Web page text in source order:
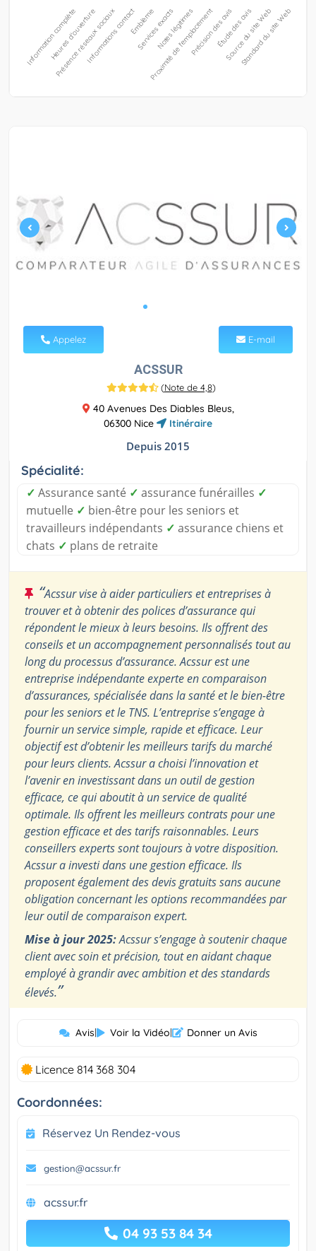
Appelez E-mail
ACSSUR
(Note de 4,8)
40 Avenues Des Diables Bleus,
06300 Nice
Itinéraire
Depuis 2015
Spécialité:
✓ Assurance santé ✓ assurance funérailles ✓
mutuelle ✓ bien-être pour les seniors et
travailleurs indépendants ✓ assurance chiens et
chats ✓ plans de retraite
“Acssur vise à aider particuliers et entreprises à
trouver et à obtenir des polices d’assurance qui
répondent le mieux à leurs besoins. Ils offrent des
conseils et un accompagnement personnalisés tout au
long du processus d’assurance. Acssur est une
entreprise indépendante experte en comparaison
d’assurances, spécialisée dans la santé et le bien-être
pour les seniors et le TNS. L’entreprise s’engage à
fournir un service simple, rapide et efficace. Leur
objectif est d’obtenir les meilleurs tarifs du marché
pour leurs clients. Acssur a choisi l’innovation et
l’avenir en investissant dans un outil de gestion
efficace, ce qui aboutit à un service de qualité
optimale. Ils offrent les meilleurs contrats pour une
gestion efficace et des tarifs raisonnables. Leurs
conseillers experts sont toujours à votre disposition.
Acssur a investi dans une gestion efficace. Ils
proposent également des devis gratuits sans aucune
obligation concernant les options recommandées par
leur outil de comparaison expert.
Mise à jour 2025:Acssur s’engage à soutenir chaque
client avec soin et précision, tout en aidant chaque
employé à grandir avec ambition et des standards
élevés.”
Avis| Voir la Vidéo| Donner un Avis
Licence 814 368 304
Coordonnées:
Réservez Un Rendez-vous
gestion@acssur.fr
acssur.fr
04 93 53 84 34